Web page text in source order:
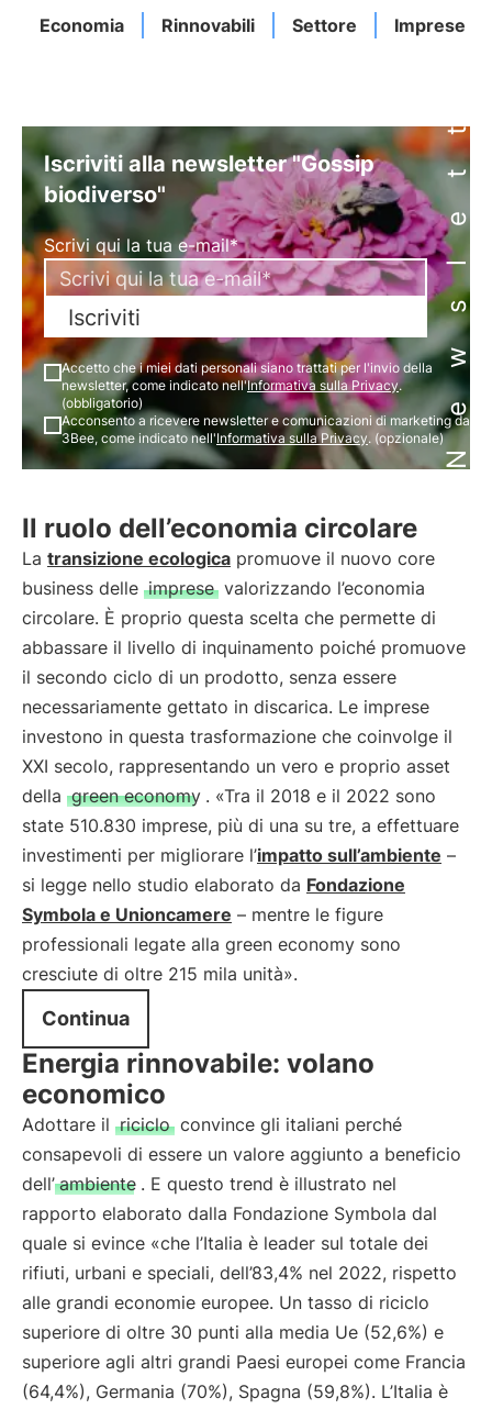
Economia Rinnovabili Settore Imprese
Newsletter
Iscriviti alla newsletter "Gossip
biodiverso"
Scrivi qui la tua e-mail*
Iscriviti
Accetto che i miei dati personali siano trattati per l'invio della
newsletter, come indicato nell'Informativa sulla Privacy.
(obbligatorio)
Acconsento a ricevere newsletter e comunicazioni di marketing da
3Bee, come indicato nell'Informativa sulla Privacy. (opzionale)
Il ruolo dell’economia circolare
La transizione ecologica promuove il nuovo core
business delle imprese valorizzando l’economia
circolare. È proprio questa scelta che permette di
abbassare il livello di inquinamento poiché promuove
il secondo ciclo di un prodotto, senza essere
necessariamente gettato in discarica. Le imprese
investono in questa trasformazione che coinvolge il
XXI secolo, rappresentando un vero e proprio asset
della green economy . «Tra il 2018 e il 2022 sono
state 510.830 imprese, più di una su tre, a effettuare
investimenti per migliorare l’impatto sull’ambiente –
si legge nello studio elaborato da Fondazione
Symbola e Unioncamere – mentre le figure
professionali legate alla green economy sono
cresciute di oltre 215 mila unità».
Continua
Energia rinnovabile: volano
economico
Adottare il riciclo convince gli italiani perché
consapevoli di essere un valore aggiunto a beneficio
dell’ ambiente . E questo trend è illustrato nel
rapporto elaborato dalla Fondazione Symbola dal
quale si evince «che l’Italia è leader sul totale dei
rifiuti, urbani e speciali, dell’83,4% nel 2022, rispetto
alle grandi economie europee. Un tasso di riciclo
superiore di oltre 30 punti alla media Ue (52,6%) e
superiore agli altri grandi Paesi europei come Francia
(64,4%), Germania (70%), Spagna (59,8%). L’Italia è